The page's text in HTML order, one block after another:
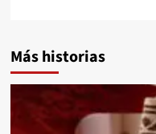
Más historias